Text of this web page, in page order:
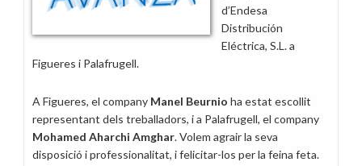
d’Endesa
Distribución
Eléctrica, S.L. a
Figueres i Palafrugell.
A Figueres, el company Manel Beurnio ha estat escollit
representant dels treballadors, i a Palafrugell, el company
Mohamed Aharchi Amghar. Volem agrair la seva
disposició i professionalitat, i felicitar-los per la feina feta.